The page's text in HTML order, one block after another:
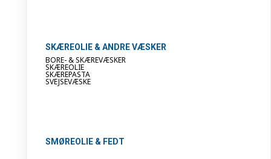
SKÆREOLIE & ANDRE VÆSKER
BORE- & SKÆREVÆSKER
SKÆREOLIE
SKÆREPASTA
SVEJSEVÆSKE
SMØREOLIE & FEDT